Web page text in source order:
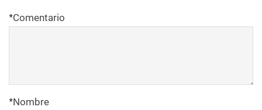
Comentario
*
Nombre
*